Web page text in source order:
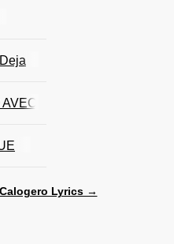
CALOGERO)
Lyrics →